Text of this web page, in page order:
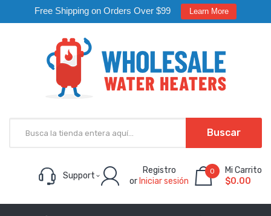
Free Shipping on Orders Over $99 Learn More
Buscar
Support
Registro
or Iniciar sesión
0
Mi Carrito
$0.00